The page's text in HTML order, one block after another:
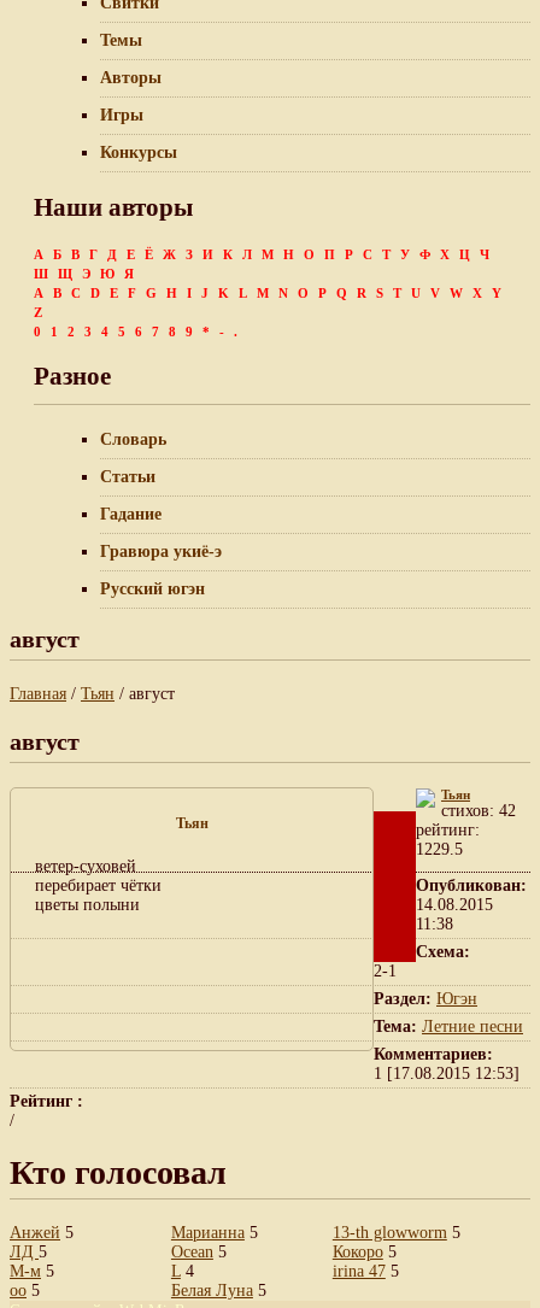
Темы
Авторы
Игры
Конкурсы
Наши авторы
А Б В Г Д Е Ё Ж З И К Л М Н О П Р С Т У Ф Х Ц
Ч
Ш
Щ Э Ю
Я
A
B C D E F G H I J K L M N O P Q R S T U V W X
Y
Z
0
1 2 3 4 5 6 7 8 9 * - .
Разное
Словарь
Статьи
Гадание
Гравюра укиё-э
Русский югэн
август
Главная / Тьян / август
август
Тьян
ветер-суховей
перебирает чётки
цветы полыни
Тьян
cтихов: 42
рейтинг:
1229.5
Опубликован:
14.08.2015
11:38
Схема:
2-1
Раздел: Югэн
Тема: Летние песни
Комментариев:
1 [17.08.2015 12:53]
Рейтинг :
/
Кто голосовал
Анжей 5
ЛД 5
М-м 5
oo 5
Марианна5
Ocean 5
L4
Белая Луна5
13-th glowworm 5
Кокоро5
irina 475